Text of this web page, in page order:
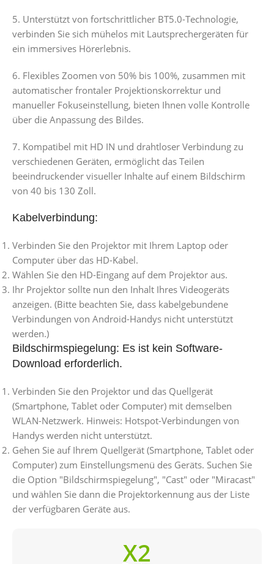
5. Unterstützt von fortschrittlicher BT5.0-Technologie,
verbinden Sie sich mühelos mit Lautsprechergeräten für
ein immersives Hörerlebnis.
6. Flexibles Zoomen von 50% bis 100%, zusammen mit
automatischer frontaler Projektionskorrektur und
manueller Fokuseinstellung, bieten Ihnen volle Kontrolle
über die Anpassung des Bildes.
7. Kompatibel mit HD IN und drahtloser Verbindung zu
verschiedenen Geräten, ermöglicht das Teilen
beeindruckender visueller Inhalte auf einem Bildschirm
von 40 bis 130 Zoll.
Kabelverbindung:
Verbinden Sie den Projektor mit Ihrem Laptop oder
Computer über das HD-Kabel.
Wählen Sie den HD-Eingang auf dem Projektor aus.
Ihr Projektor sollte nun den Inhalt Ihres Videogeräts
anzeigen. (Bitte beachten Sie, dass kabelgebundene
Verbindungen von Android-Handys nicht unterstützt
werden.)
Bildschirmspiegelung: Es ist kein Software-
Download erforderlich.
Verbinden Sie den Projektor und das Quellgerät
(Smartphone, Tablet oder Computer) mit demselben
WLAN-Netzwerk. Hinweis: Hotspot-Verbindungen von
Handys werden nicht unterstützt.
Gehen Sie auf Ihrem Quellgerät (Smartphone, Tablet oder
Computer) zum Einstellungsmenü des Geräts. Suchen Sie
die Option "Bildschirmspiegelung", "Cast" oder "Miracast"
und wählen Sie dann die Projektorkennung aus der Liste
der verfügbaren Geräte aus.
X2